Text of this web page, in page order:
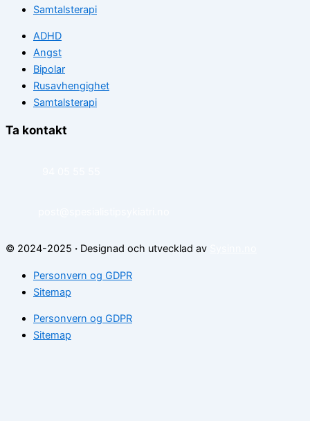
Samtalsterapi
ADHD
Angst
Bipolar
Rusavhengighet
Samtalsterapi
Ta kontakt
© 2024-2025 · Designad och utvecklad av
Personvern og GDPR
Sitemap
Personvern og GDPR
Sitemap